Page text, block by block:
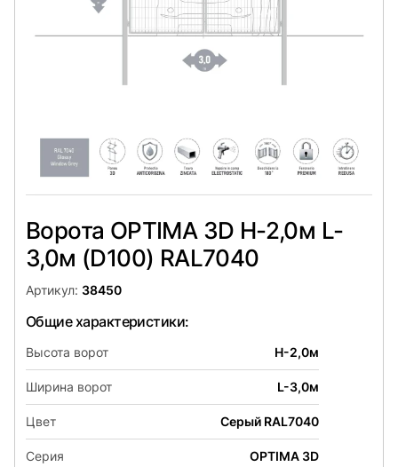
Ворота OPTIMA 3D H-2,0м L-
3,0м (D100) RAL7040
Артикул: 38450
Общие характеристики:
Высота ворот H-2,0м
Ширина ворот L-3,0м
Цвет Серый RAL7040
Серия OPTIMA 3D